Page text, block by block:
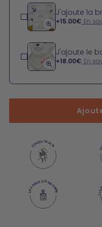
J'ajoute la
+15.00€ En
J'ajoute le
+18.00€ En
COUSU MAIN
LAVABLE EN MACHINE